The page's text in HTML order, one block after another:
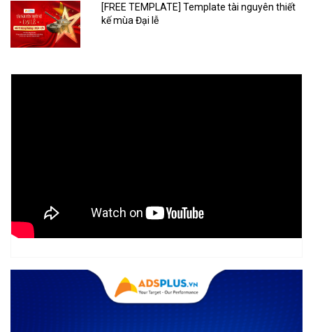
[FREE TEMPLATE] Template tài nguyên thiết
kế mùa Đại lễ